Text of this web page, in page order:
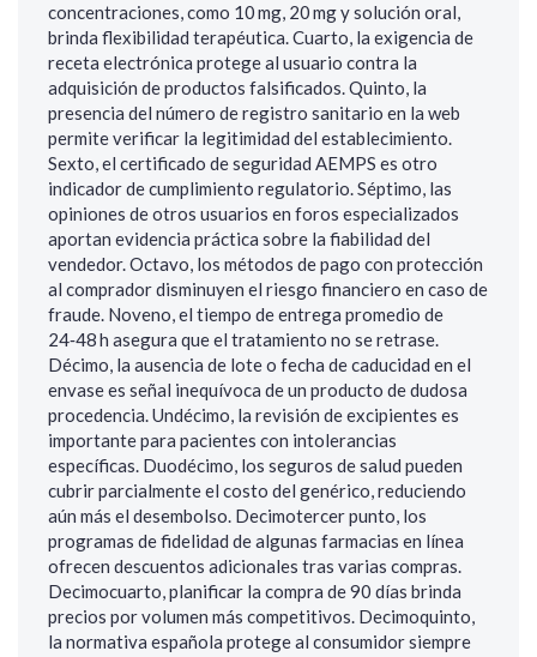
concentraciones, como 10 mg, 20 mg y solución oral,
brinda flexibilidad terapéutica. Cuarto, la exigencia de
receta electrónica protege al usuario contra la
adquisición de productos falsificados. Quinto, la
presencia del número de registro sanitario en la web
permite verificar la legitimidad del establecimiento.
Sexto, el certificado de seguridad AEMPS es otro
indicador de cumplimiento regulatorio. Séptimo, las
opiniones de otros usuarios en foros especializados
aportan evidencia práctica sobre la fiabilidad del
vendedor. Octavo, los métodos de pago con protección
al comprador disminuyen el riesgo financiero en caso de
fraude. Noveno, el tiempo de entrega promedio de
24‑48 h asegura que el tratamiento no se retrase.
Décimo, la ausencia de lote o fecha de caducidad en el
envase es señal inequívoca de un producto de dudosa
procedencia. Undécimo, la revisión de excipientes es
importante para pacientes con intolerancias
específicas. Duodécimo, los seguros de salud pueden
cubrir parcialmente el costo del genérico, reduciendo
aún más el desembolso. Decimotercer punto, los
programas de fidelidad de algunas farmacias en línea
ofrecen descuentos adicionales tras varias compras.
Decimocuarto, planificar la compra de 90 días brinda
precios por volumen más competitivos. Decimoquinto,
la normativa española protege al consumidor siempre